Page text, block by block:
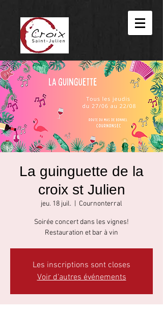
La guinguette de la
croix st Julien
jeu. 18 juil. Cournonterral
Soirée concert dans les vignes!
Restauration et bar à vin
Les inscriptions sont closes
Voir d'autres événements